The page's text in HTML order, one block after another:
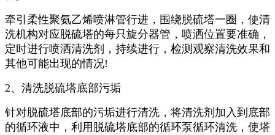
牵引柔性聚氨乙烯喷淋管行进，围绕脱硫塔一圈，使清
洗机构对应脱硫塔的每只旋分器管，喷洒位置要准确，
定时进行喷洒清洗剂，持续进行，检测观察清洗效果和
其他可能出现的情况!
2、清洗脱硫塔底部污垢
针对脱硫塔底部的污垢进行清洗，将清洗剂加入到底部
的循环液中，利用脱硫塔底部的循环泵循环清洗，使塔